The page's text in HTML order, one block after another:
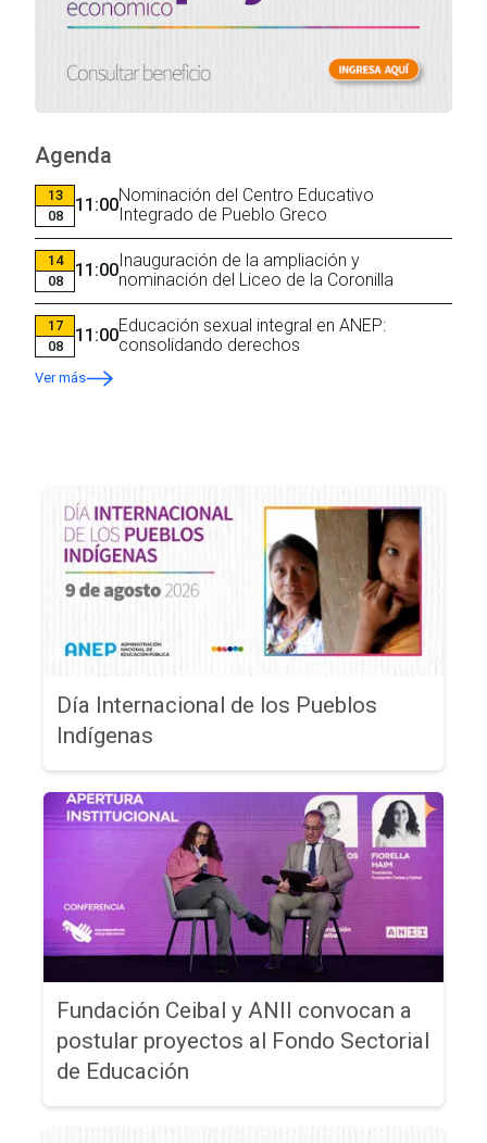
Agenda
13
08
11:00Nominación del Centro Educativo
Integrado de Pueblo Greco
14
08
11:00 Inauguración de la ampliación y
nominación del Liceo de la Coronilla
17
08
11:00Educación sexual integral en ANEP:
consolidando derechos
Ver más
Día Internacional de los Pueblos
Indígenas
Fundación Ceibal y ANII convocan a
postular proyectos al Fondo Sectorial
de Educación